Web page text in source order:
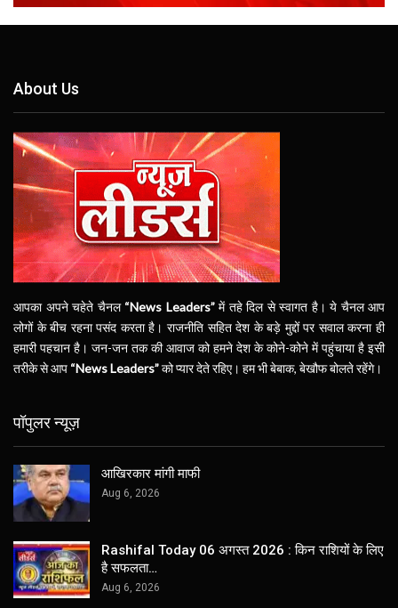
About Us
आपका अपने चहेते चैनल “News Leaders”में तहे दिल से स्वागत है। ये चैनल आप
लोगों के बीच रहना पसंद करता है। राजनीति सहित देश के बड़े मुद्दों पर सवाल करना ही
हमारी पहचान है। जन-जन तक की आवाज को हमने देश के कोने-कोने में पहुंचाया है इसी
तरीके से आप “News Leaders”को प्यार देते रहिए। हम भी बेबाक, बेखौफ बोलते रहेंगे।
पॉपुलर न्यूज़
आखिरकार मांगी माफी
Aug 6, 2026
Rashifal Today 06 अगस्त 2026 : किन राशियों के लिए
है सफलता…
Aug 6, 2026